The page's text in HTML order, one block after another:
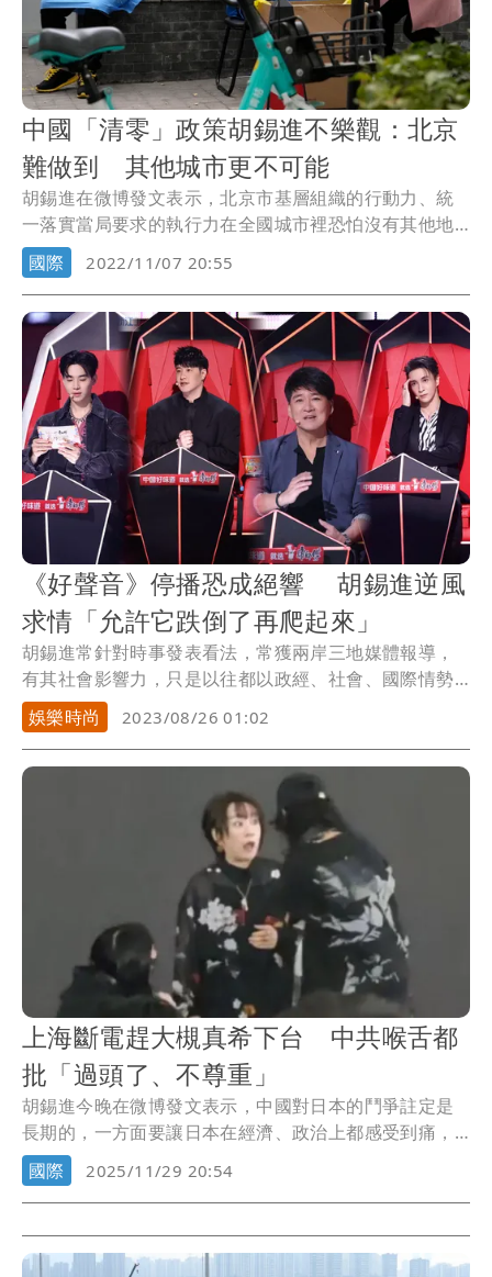
中國「清零」政策胡錫進不樂觀：北京
難做到 其他城市更不可能
胡錫進在微博發文表示，北京市基層組織的行動力、統
一落實當局要求的執行力在全國城市裡恐怕沒有其他地
方可...
國際 2022/11/07 20:55
《好聲音》停播恐成絕響 胡錫進逆風
求情「允許它跌倒了再爬起來」
胡錫進常針對時事發表看法，常獲兩岸三地媒體報導，
有其社會影響力，只是以往都以政經、社會、國際情勢
為主...
娛樂時尚 2023/08/26 01:02
上海斷電趕大槻真希下台 中共喉舌都
批「過頭了、不尊重」
胡錫進今晚在微博發文表示，中國對日本的鬥爭註定是
長期的，一方面要讓日本在經濟、政治上都感受到痛，
但也...
國際 2025/11/29 20:54